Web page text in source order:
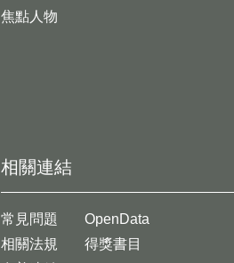
焦點人物
相關連結
常見問題
相關法規
OpenData
得獎書目